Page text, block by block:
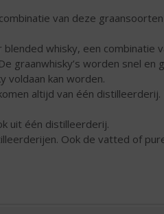
van deze graansoorten
whisky, een combinatie
graanwhisky’s worden snel en
voldaan kan worden.
altijd van één distilleerderij.
uit één distilleerderij.
Ook de vatted of